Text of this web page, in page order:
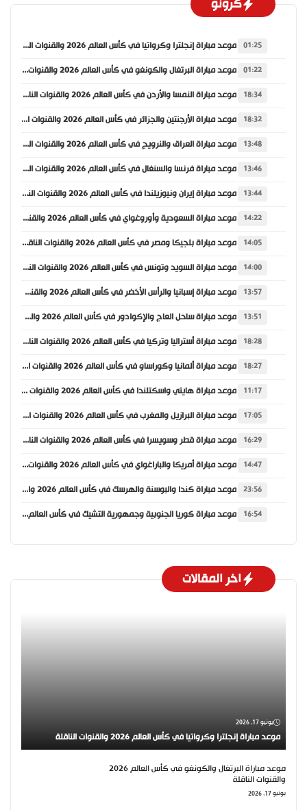
01:25 موعد مباراة إنجلترا وكرواتيا في كأس العالم 2026 والقنوات الناقلة
01:22 موعد مباراة البرتغال والكونغو في كأس العالم 2026 والقنوات الناقلة
18:34 موعد مباراة النمسا والأردن في كأس العالم 2026 والقنوات الناقلة
18:32 موعد مباراة الأرجنتين والجزائر في كأس العالم 2026 والقنوات الناقلة
13:48 موعد مباراة العراق والنرويج في كأس العالم 2026 والقنوات الناقلة
13:46 موعد مباراة فرنسا والسنغال في كأس العالم 2026 والقنوات الناقلة
13:44 موعد مباراة إيران ونيوزيلندا في كأس العالم 2026 والقنوات الناقلة
14:22 موعد مباراة السعودية وأوروغواي في كأس العالم 2026 والقنوات الناقلة
14:05 موعد مباراة بلجيكا ومصر في كأس العالم 2026 والقنوات الناقلة
14:00 موعد مباراة السويد وتونس في كأس العالم 2026 والقنوات الناقلة
13:57 موعد مباراة إسبانيا والرأس الأخضر في كأس العالم 2026 والقنوات الناقلة
13:51 موعد مباراة ساحل العاج والإكوادور في كأس العالم 2026 والقنوات الناقلة
18:28 موعد مباراة أستراليا وتركيا في كأس العالم 2026 والقنوات الناقلة
18:27 موعد مباراة ألمانيا وكوراساو في كأس العالم 2026 والقنوات الناقلة
11:17 موعد مباراة هايتي واسكتلندا في كأس العالم 2026 والقنوات الناقلة
17:05 موعد مباراة البرازيل والمغرب في كأس العالم 2026 والقنوات الناقلة
16:29 موعد مباراة قطر وسويسرا في كأس العالم 2026 والقنوات الناقلة
14:47 موعد مباراة أمريكا والباراغواي في كأس العالم 2026 والقنوات الناقلة
23:56 موعد مباراة كندا والبوسنة والهرسك في كأس العالم 2026 والقنوات الناقلة
16:54 موعد مباراة كوريا الجنوبية وجمهورية التشيك في كأس العالم 2026 والقنوات الناقلة
اخر المقالات
يونيو 17, 2026
موعد مباراة إنجلترا وكرواتيا في كأس العالم 2026 والقنوات الناقلة
موعد مباراة البرتغال والكونغو في كأس العالم 2026
والقنوات الناقلة
يونيو 17, 2026